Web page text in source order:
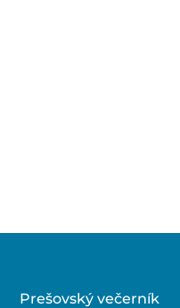
Prešovský večerník